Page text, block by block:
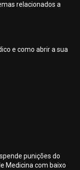
relacionados a
e como abrir a sua
punições do
Medicina com baixo